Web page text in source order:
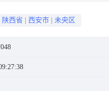
陕西省 西安市 未央区